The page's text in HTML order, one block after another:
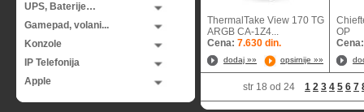
UPS, Baterije…
Gamepad, volani...
Konzole
IP Telefonija
Apple
ThermalTake View 170 TG
ARGB CA-1Z4...
Cena: 7.630 din.
dodaj »» opsirnije »»
str 18 od 24 1 2 3 4 5 6 7